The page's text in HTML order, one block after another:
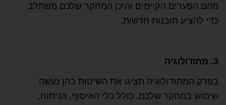
מהם הפערים הקיימים והיכן המחקר שלכם משתלב
כדי להציע תובנות חדשות.
3. מתודולוגיה
בפרק המתודולוגיה תציגו את השיטות בהן נעשה
שימוש במחקר שלכם, כולל כלי האיסוף, הניתוח,